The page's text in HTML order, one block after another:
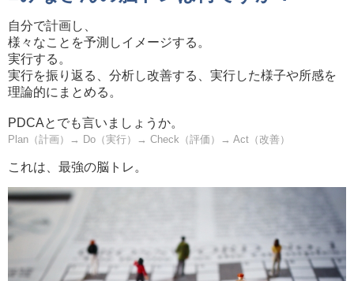
自分で計画し、
様々なことを予測しイメージする。
実行する。
実行を振り返る、分析し改善する、実行した様子や所感を
理論的にまとめる。
PDCAとでも言いましょうか。
Plan（計画）→ Do（実行）→ Check（評価）→ Act（改善）
これは、最強の脳トレ。